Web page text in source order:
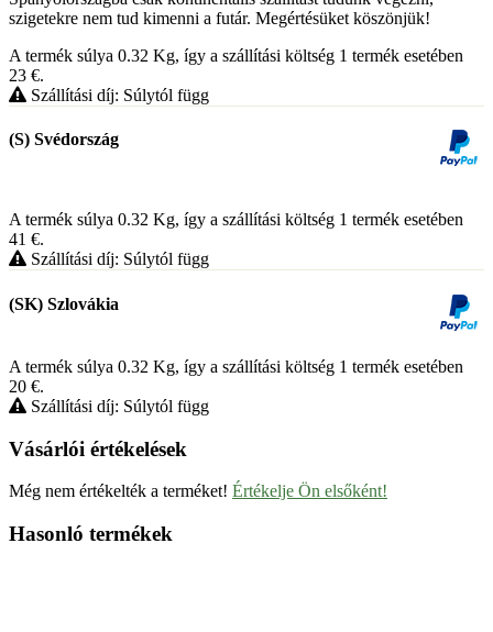
szigetekre nem tud kimenni a futár. Megértésüket köszönjük!
A termék súlya 0.32 Kg, így a szállítási költség 1 termék esetében
23 €.
Szállítási díj: Súlytól függ
(S) Svédország
A termék súlya 0.32 Kg, így a szállítási költség 1 termék esetében
41 €.
Szállítási díj: Súlytól függ
(SK) Szlovákia
A termék súlya 0.32 Kg, így a szállítási költség 1 termék esetében
20 €.
Szállítási díj: Súlytól függ
Vásárlói értékelések
Még nem értékelték a terméket! Értékelje Ön elsőként!
Hasonló termékek